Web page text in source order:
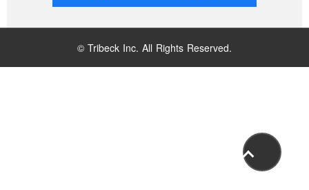
© Tribeck Inc. All Rights Reserved.